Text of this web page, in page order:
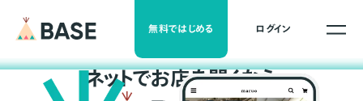
無料ではじめる ログイン
ネットでお店を開くなら